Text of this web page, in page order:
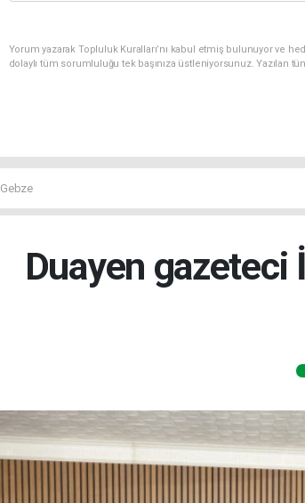
Yorum yazarak Topluluk Kuralları’nı kabul etmiş bulunuyor ve
dolaylı tüm sorumluluğu tek başınıza üstleniyorsunuz.
Gebze
Duayen gazeteci